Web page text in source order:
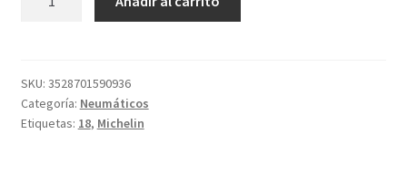
140/80
-
18
SKU: 3528701590936
Categoría: Neumáticos
Etiquetas: 18, Michelin